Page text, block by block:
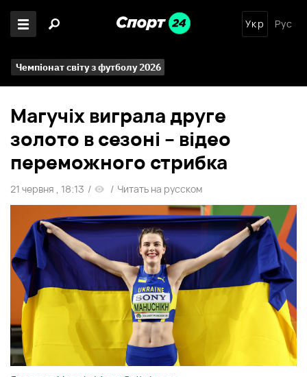
Укр Рус
Чемпіонат світу з футболу 2026
Магучіх виграла друге
золото в сезоні – відео
переможного стрибка
21 червня , 18:13 / / Читать на русском